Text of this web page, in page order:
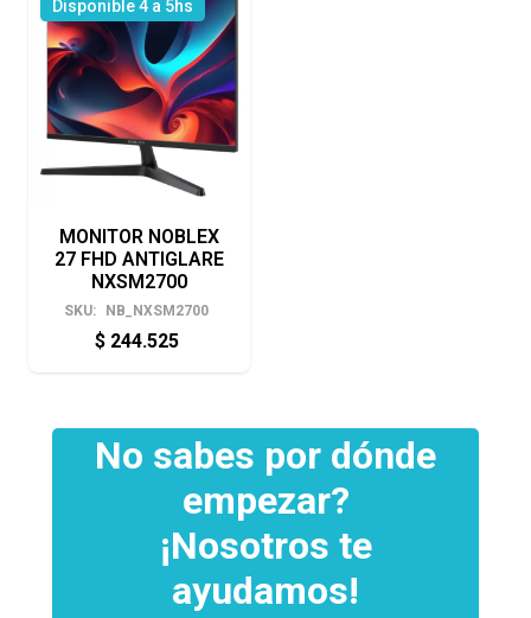
Disponible 4 a 5hs
MONITOR NOBLEX
27 FHD ANTIGLARE
NXSM2700
SKU: NB_NXSM2700
$ 244.525
No sabes por dónde
empezar?
¡Nosotros te
ayudamos!